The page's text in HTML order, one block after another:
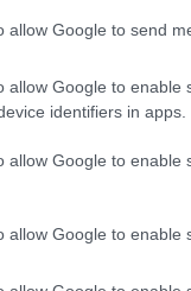
allow Google to send
allow Google to enable
identifiers in apps.
allow Google to enable
allow Google to enable
4 foglie di
un po’ di